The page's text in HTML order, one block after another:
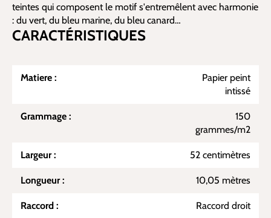
teintes qui composent le motif s'entremêlent avec harmonie
: du vert, du bleu marine, du bleu canard…
CARACTÉRISTIQUES
Matiere :
Papier peint
intissé
Grammage :
150
grammes/m2
Largeur : 52 centimètres
Longueur : 10,05 mètres
Raccord : Raccord droit